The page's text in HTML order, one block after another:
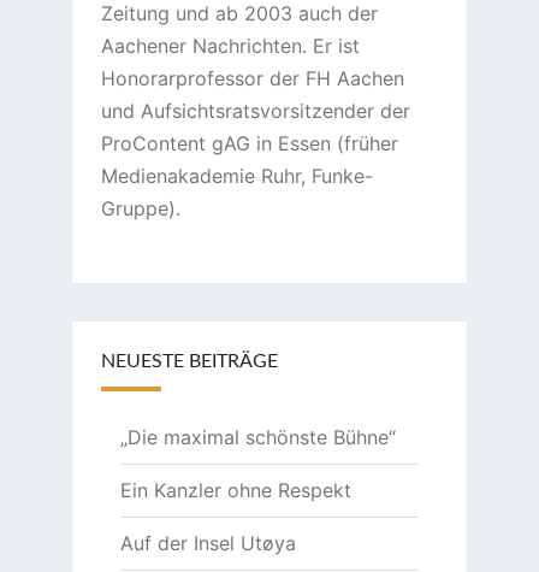
Zeitung und ab 2003 auch der
Aachener Nachrichten. Er ist
Honorarprofessor der FH Aachen
und Aufsichtsratsvorsitzender der
ProContent gAG in Essen (früher
Medienakademie Ruhr, Funke-
Gruppe).
NEUESTE BEITRÄGE
„Die maximal schönste Bühne“
Ein Kanzler ohne Respekt
Auf der Insel Utøya